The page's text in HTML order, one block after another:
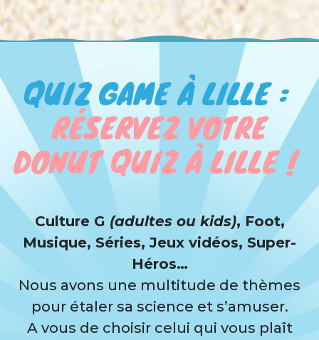
QUIZ GAME À LILLE :
RÉSERVEZ VOTRE
DONUT QUIZ À LILLE !
Culture G (adultes ou kids), Foot,
Musique, Séries, Jeux vidéos, Super-
Héros…
Nous avons une multitude de thèmes
pour étaler sa science et s’amuser.
A vous de choisir celui qui vous plaît